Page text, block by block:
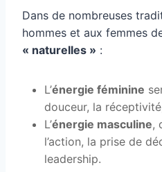
Dans de nombreuses
hommes et aux femmes
« naturelles » :
L’énergie féminine
douceur, la
L’énergie masculine,
l’action, la prise de
leadership.